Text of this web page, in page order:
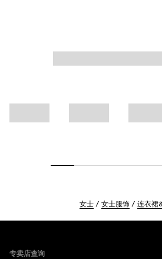
女士 女士服饰 连衣裙
专卖店查询